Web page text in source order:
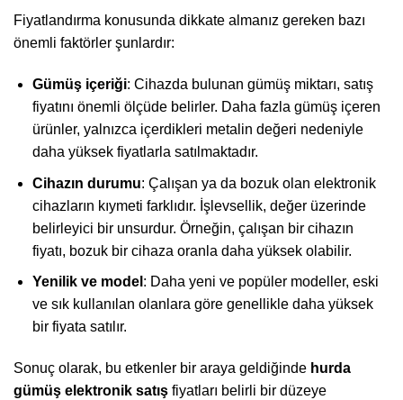
Fiyatlandırma konusunda dikkate almanız gereken bazı
önemli faktörler şunlardır:
Gümüş içeriği: Cihazda bulunan gümüş miktarı, satış
fiyatını önemli ölçüde belirler. Daha fazla gümüş içeren
ürünler, yalnızca içerdikleri metalin değeri nedeniyle
daha yüksek fiyatlarla satılmaktadır.
Cihazın durumu: Çalışan ya da bozuk olan elektronik
cihazların kıymeti farklıdır. İşlevsellik, değer üzerinde
belirleyici bir unsurdur. Örneğin, çalışan bir cihazın
fiyatı, bozuk bir cihaza oranla daha yüksek olabilir.
Yenilik ve model : Daha yeni ve popüler modeller, eski
ve sık kullanılan olanlara göre genellikle daha yüksek
bir fiyata satılır.
Sonuç olarak, bu etkenler bir araya geldiğinde hurda
gümüş elektronik satış fiyatları belirli bir düzeye